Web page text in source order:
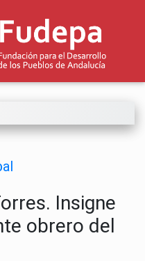
Insigne
obrero del